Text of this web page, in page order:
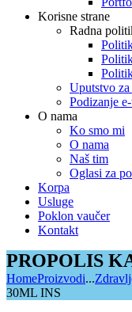
Korisne strane
Radna
Uputstvo
Podizanje
O nama
Ko smo mi
O nama
Naš tim
Oglasi za
Korpa
Usluge
Poklon vaučer
Kontakt
PROPOLIS
HomeProizvodi...
30ML INS